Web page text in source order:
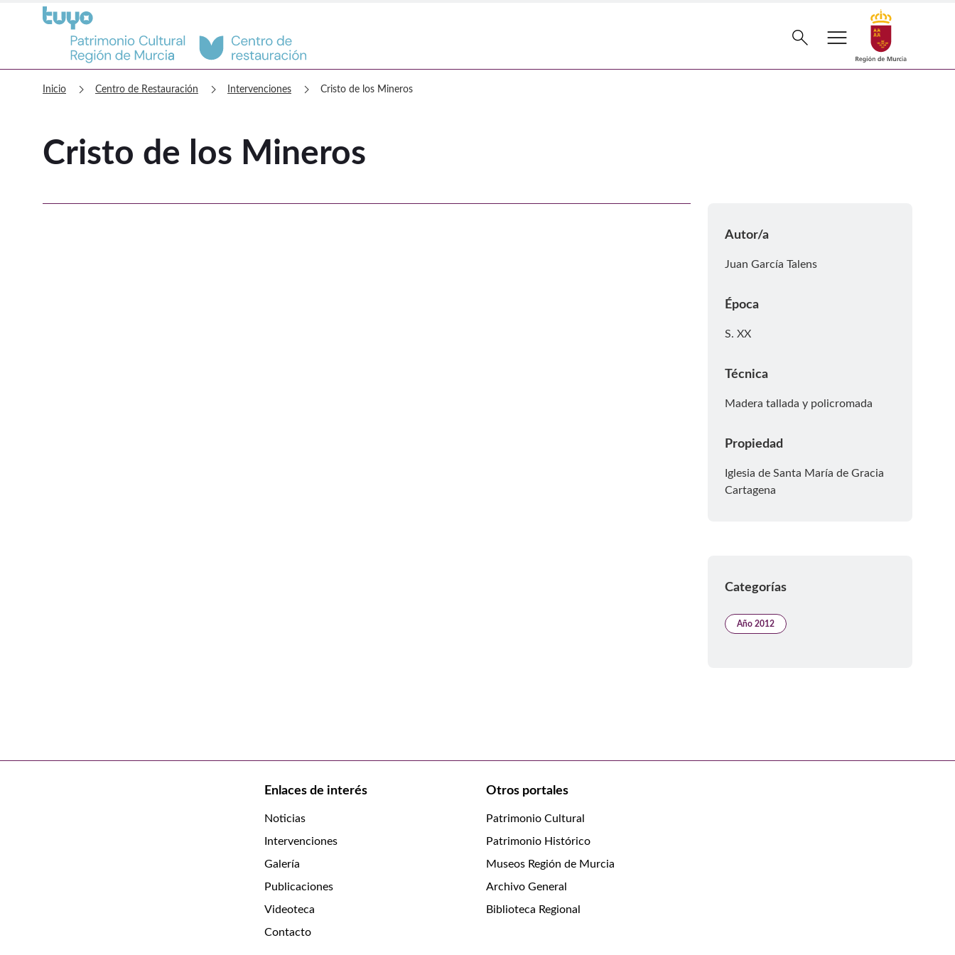
Centro de Restauración Cristo de los Mineros Buscar
search menu
Inicio chevron_right Centro de Restauración chevron_right Intervenciones chevron_right Cristo de los Mineros
Cristo de los Mineros
Autor/a
Juan García Talens
Época
S. XX
Técnica
Madera tallada y policromada
Propiedad
Iglesia de Santa María de Gracia
Cartagena
Categorías
Año 2012
Enlaces de interés
Noticias
Intervenciones
Galería
Publicaciones
Videoteca
Contacto
Otros portales
Patrimonio Cultural
Patrimonio Histórico
Museos Región de Murcia
Archivo General
Biblioteca Regional